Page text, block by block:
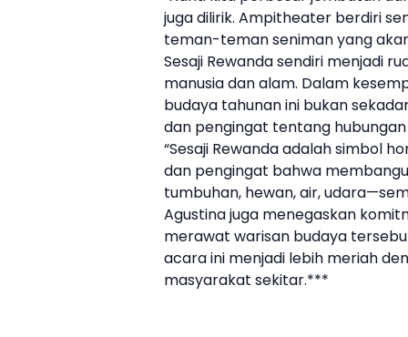
juga dilirik. Ampitheater berdiri
teman-teman seniman yang
Sesaji Rewanda sendiri menjadi
manusia dan alam. Dalam
budaya tahunan ini bukan
dan pengingat tentang
“Sesaji Rewanda adalah simbol
dan pengingat bahwa
tumbuhan, hewan, air,
Agustina juga menegaskan
merawat warisan budaya
acara ini menjadi lebih meriah
masyarakat sekitar.***